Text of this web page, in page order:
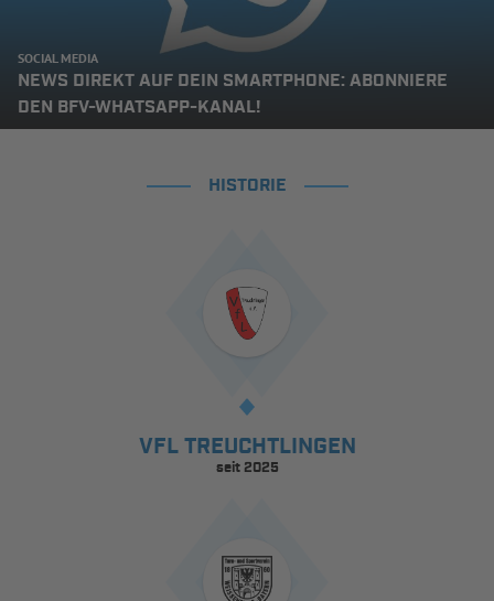
SOCIAL MEDIA
NEWS DIREKT AUF DEIN SMARTPHONE: ABONNIERE
DEN BFV-WHATSAPP-KANAL!
HISTORIE
VFL TREUCHTLINGEN
seit 2025